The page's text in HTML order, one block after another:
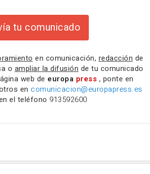
tu comunicado
en comunicación, redacción de
o ampliar la difusión de tu comunicado
web de europa press , ponte en
en comunicacion@europapress.es
el teléfono 913592600